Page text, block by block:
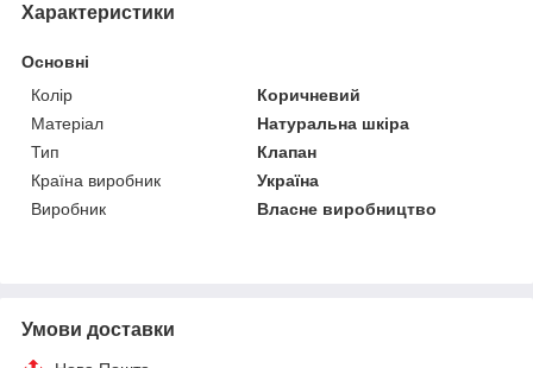
Характеристики
Основні
Колір
Коричневий
Матеріал
Натуральна шкіра
Тип
Клапан
Країна виробник
Україна
Виробник
Власне виробництво
Умови доставки